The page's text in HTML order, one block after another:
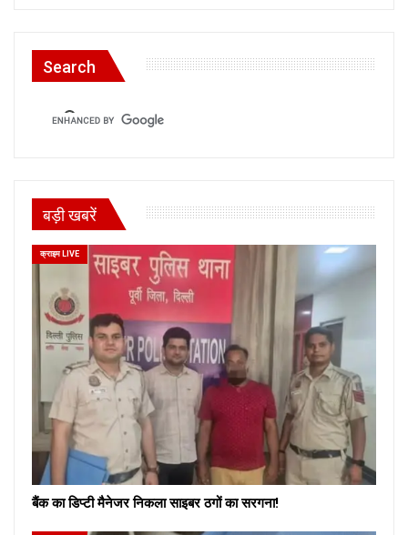
Search
बड़ी खबरें
क्राइम LIVE
बैंक का डिप्टी मैनेजर निकला साइबर ठगों का सरगना!